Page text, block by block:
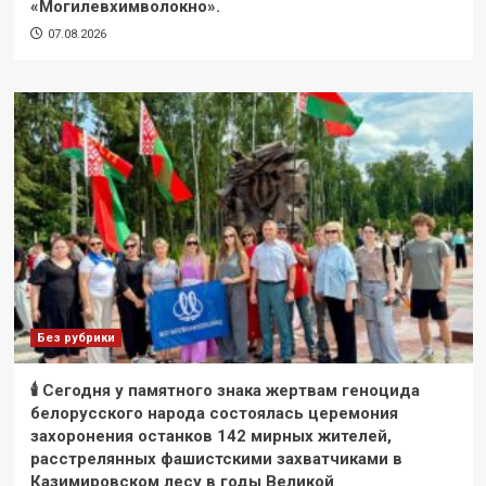
«Могилевхимволокно».
07.08.2026
Без рубрики
🕯 Сегодня у памятного знака жертвам геноцида
белорусского народа состоялась церемония
захоронения останков 142 мирных жителей,
расстрелянных фашистскими захватчиками в
Казимировском лесу в годы Великой